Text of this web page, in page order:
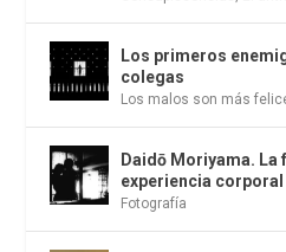
Los primeros
colegas
Los malos son más
Daidō Moriyama.
experiencia corporal
Fotografía